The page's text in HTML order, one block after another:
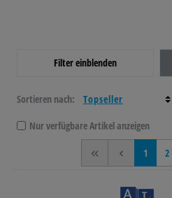
Filter einblenden
Sortieren nach:
Nur verfügbare Artikel anzeigen
<< < 1 2